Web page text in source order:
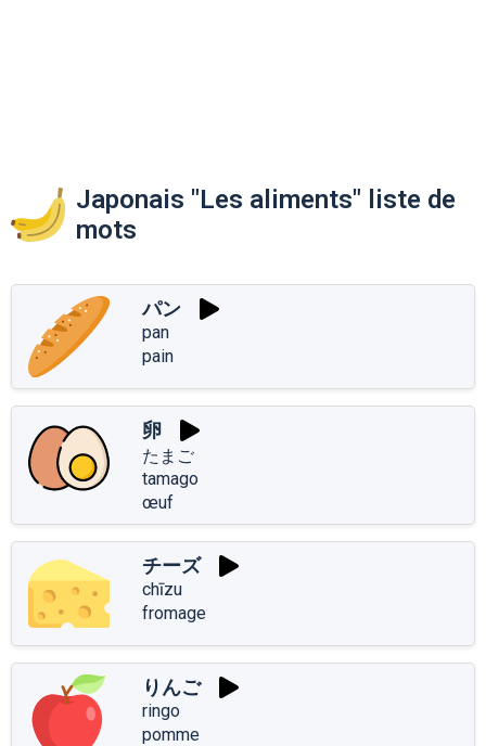
Japonais "Les aliments" liste de
mots
パン
pan
pain
卵
たまご
tamago
œuf
チーズ
chīzu
fromage
りんご
ringo
pomme